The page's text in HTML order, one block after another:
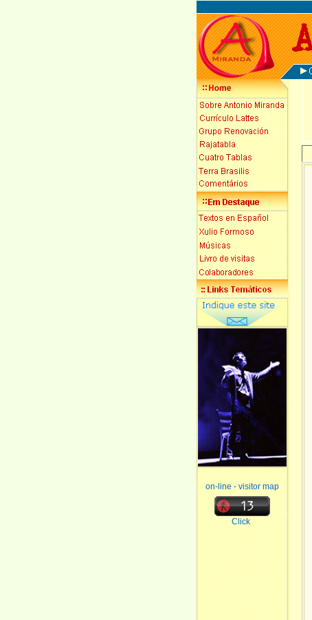
on-line - visitor map
Click